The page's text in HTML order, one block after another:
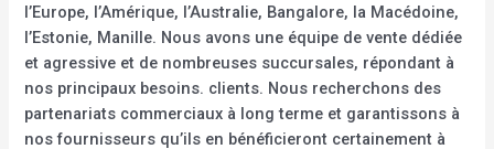
l’Europe, l’Amérique, l’Australie, Bangalore, la Macédoine,
l’Estonie, Manille. Nous avons une équipe de vente dédiée
et agressive et de nombreuses succursales, répondant à
nos principaux besoins. clients. Nous recherchons des
partenariats commerciaux à long terme et garantissons à
nos fournisseurs qu’ils en bénéficieront certainement à